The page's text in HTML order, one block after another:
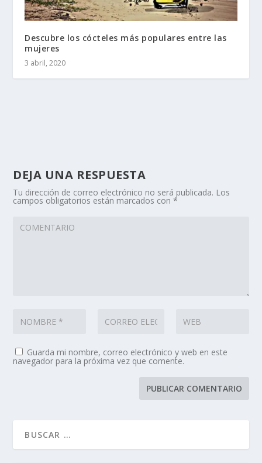
Descubre los cócteles más populares entre las
mujeres
3 abril, 2020
DEJA UNA RESPUESTA
Tu dirección de correo electrónico no será publicada. Los
campos obligatorios están marcados con*
Guarda mi nombre, correo electrónico y web en este
navegador para la próxima vez que comente.